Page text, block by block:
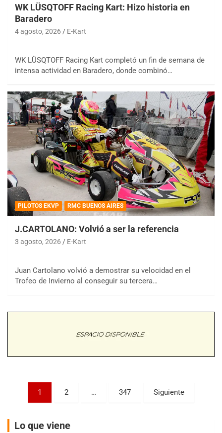
WK LÜSQTOFF Racing Kart: Hizo historia en
Baradero
4 agosto, 2026 E-Kart
WK LÜSQTOFF Racing Kart completó un fin de semana de
intensa actividad en Baradero, donde combinó…
PILOTOS EKVP RMC BUENOS AIRES
J.CARTOLANO: Volvió a ser la referencia
3 agosto, 2026 E-Kart
Juan Cartolano volvió a demostrar su velocidad en el
Trofeo de Invierno al conseguir su tercera…
Paginación
entradas
1 2 … 347 Siguiente
Lo que viene
08/09-AGO
Ciudad de Trenque Lauquen (Asfalto)
Villaguay (Entre Ríos)
VICTORIENSE - F7
Victoria (Entre Ríos)